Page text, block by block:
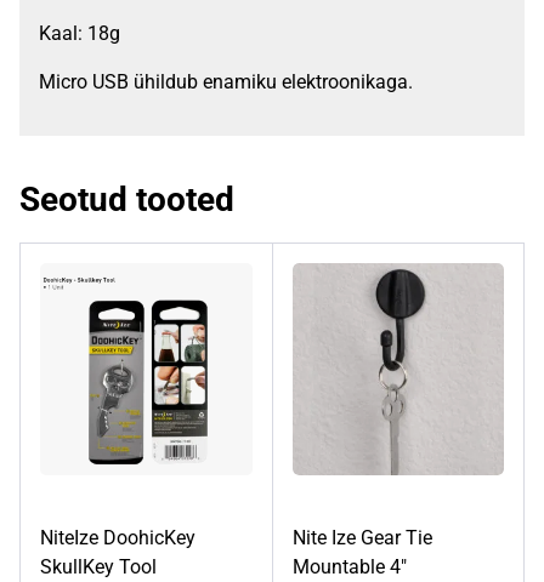
Kaal: 18g
Micro USB ühildub enamiku elektroonikaga.
Seotud tooted
NiteIze DoohicKey
SkullKey Tool
Nite Ize Gear Tie
Mountable 4″